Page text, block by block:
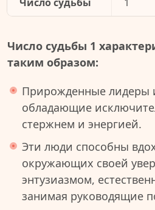
Число судьбы 1
таким образом:
Прирожденные лидеры
обладающие
стержнем и энергией.
Эти люди способны
окружающих своей
энтузиазмом,
занимая руководящие